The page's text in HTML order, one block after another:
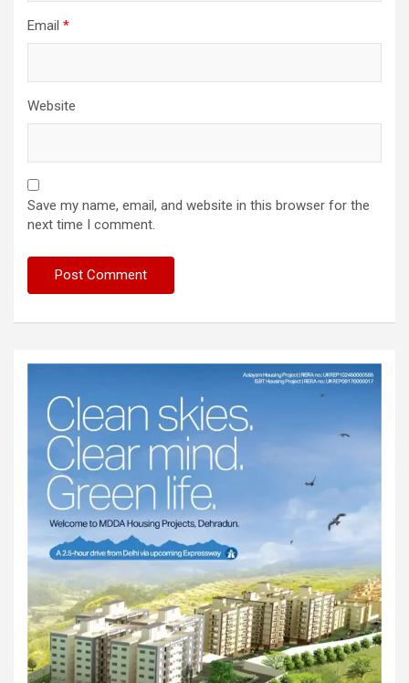
Email *
Website
Save my name, email, and website in this browser for the
next time I comment.